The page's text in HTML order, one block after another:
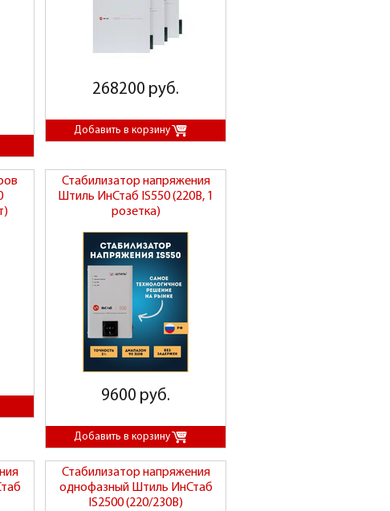
268200 руб.
Стабилизатор напряжения
Штиль ИнСтаб IS550 (220В, 1
розетка)
9600 руб.
Стабилизатор напряжения
однофазный Штиль ИнСтаб
IS2500 (220/230В)